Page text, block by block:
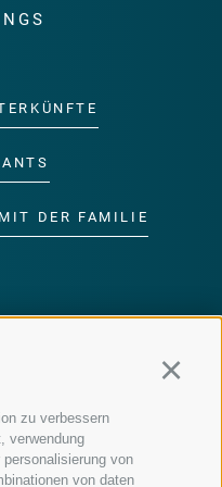
zu verbessern
verwendung
von
von daten
DER FAMILIE